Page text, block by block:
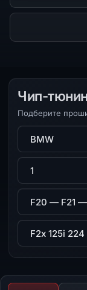
Чип-
Подберите
Марка
Модель
Поколение
Двигатель